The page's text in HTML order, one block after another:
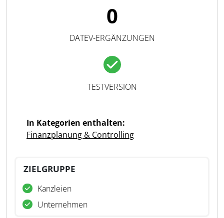
0
DATEV-ERGÄNZUNGEN
TESTVERSION
In Kategorien enthalten:
Finanzplanung & Controlling
ZIELGRUPPE
Kanzleien
Unternehmen